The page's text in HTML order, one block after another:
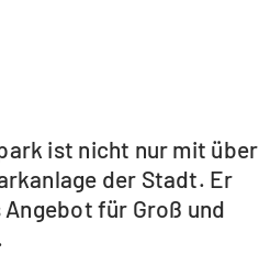
ist nicht nur mit über
der Stadt. Er
für Groß und